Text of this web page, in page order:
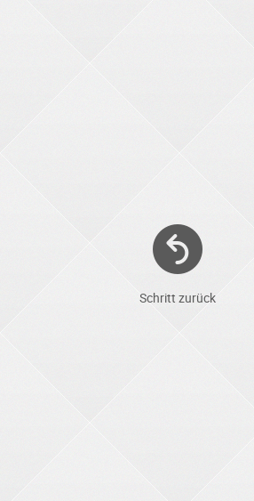
Schritt zurück